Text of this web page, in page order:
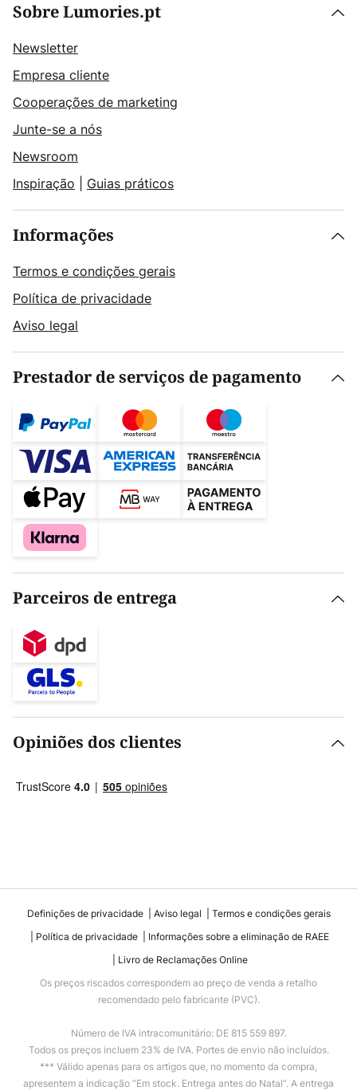
Sobre Lumories.pt
Newsletter
Empresa cliente
Cooperações de marketing
Junte-se a nós
Newsroom
Inspiração
Guias práticos
Informações
Termos e condições gerais
Política de privacidade
Aviso legal
Prestador de serviços de pagamento
Parceiros de entrega
Opiniões dos clientes
Definições de privacidade Aviso legal
Termos e condições gerais
Política de privacidade
Informações sobre a eliminação de RAEE
Livro de Reclamações Online
Os preços riscados correspondem ao preço de venda a retalho
recomendado pelo fabricante (PVC).
Número de IVA intracomunitário: DE 815 559 897.
Todos os preços incluem 23% de IVA. Portes de envio não incluídos.
*** Válido apenas para os artigos que, no momento da compra,
apresentem a indicação “Em stock. Entrega antes do Natal”. A entrega